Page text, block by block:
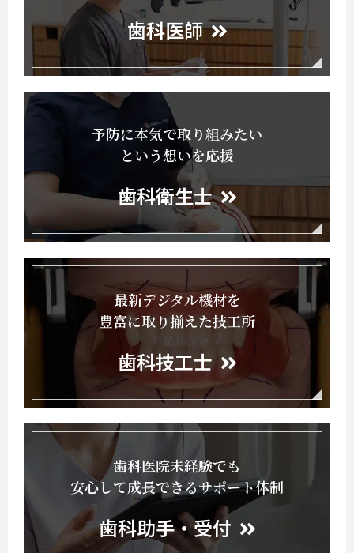
歯科医師
予防に本気で取り組みたい
という想いを応援
歯科衛生士
最新デジタル機材を
豊富に取り揃えた技工所
歯科技工士
歯科医院未経験でも
安心して成長できるサポート体制
歯科助手・受付